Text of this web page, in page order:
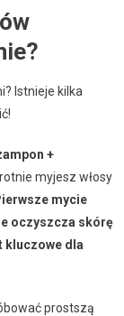
Istnieje kilka
+
myjesz włosy
mycie
oczyszcza skórę
kluczowe dla
prostszą